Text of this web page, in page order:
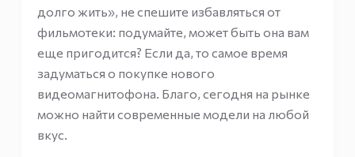
долго жить», не спешите избавляться от
фильмотеки: подумайте, может быть она вам
еще пригодится? Если да, то самое время
задуматься о покупке нового
видеомагнитофона. Благо, сегодня на рынке
можно найти современные модели на любой
вкус.